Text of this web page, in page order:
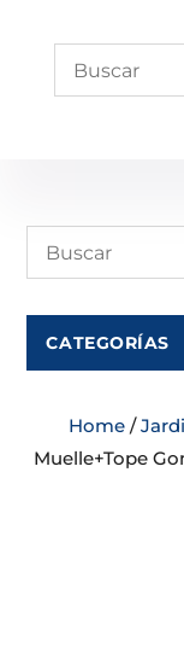
CATEGORÍAS
Home/
Muelle+Tope